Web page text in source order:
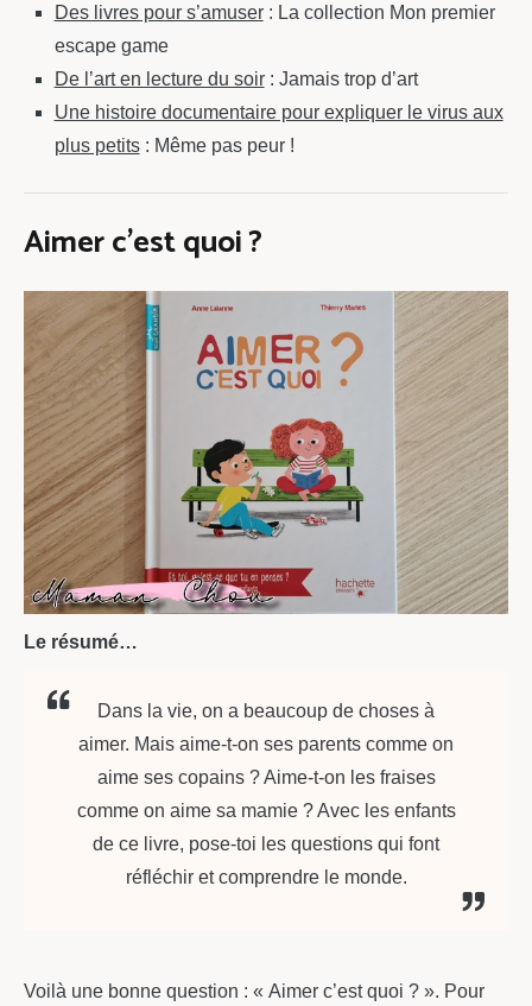
Des livres pour s’amuser: La collection Mon premier
escape game
De l’art en lecture du soir: Jamais trop d’art
Une histoire documentaire pour expliquer le virus aux
plus petits: Même pas peur !
Aimer c’est quoi ?
Le résumé…
Dans la vie, on a beaucoup de choses à
aimer. Mais aime-t-on ses parents comme on
aime ses copains ? Aime-t-on les fraises
comme on aime sa mamie ? Avec les enfants
de ce livre, pose-toi les questions qui font
réfléchir et comprendre le monde.
Voilà une bonne question : « Aimer c’est quoi ? ». Pour